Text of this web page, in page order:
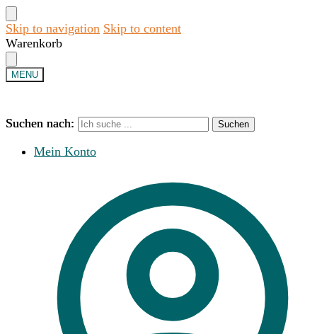
Skip to navigation Skip to content
Warenkorb
MENU
Suchen nach: Suchen
Mein Konto
Suchen nach: Suchen